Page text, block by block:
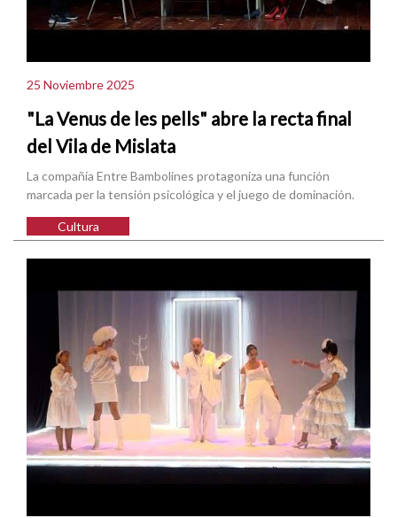
25 Noviembre 2025
"La Venus de les pells" abre la recta final
del Vila de Mislata
La compañía Entre Bambolines protagoniza una función
marcada per la tensión psicológica y el juego de dominación.
Cultura